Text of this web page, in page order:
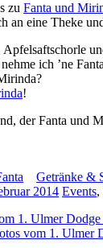
zu Fanta und
an eine Theke
Apfelsaftschorle
ich ’ne
!
der Fanta
Getränke &
2014 Events,
1. Ulmer
vom 1. Ulmer